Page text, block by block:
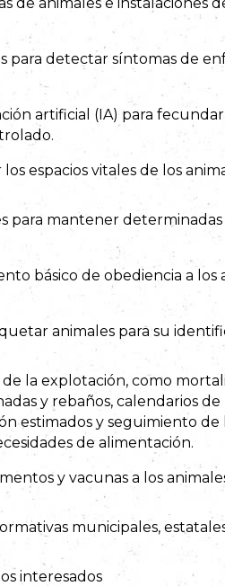
para detectar síntomas de
artificial (IA) para
espacios vitales de los
para mantener
básico de obediencia a los
animales para su
la explotación, como
y rebaños, calendarios
estimados y seguimiento de
de alimentación.
y vacunas a los
municipales,
interesados